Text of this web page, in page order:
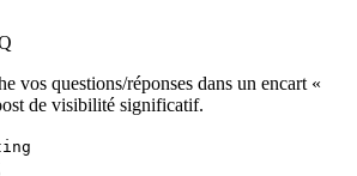
vos questions/réponses dans un encart «
de visibilité significatif.